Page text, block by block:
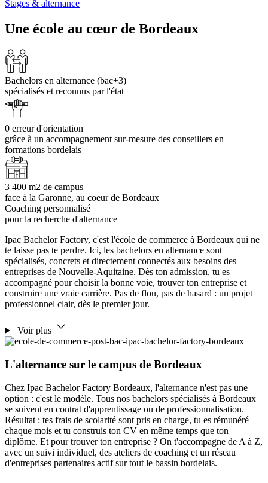
Stages & alternance
Une école au cœur de Bordeaux
Bachelors en alternance (bac+3)
spécialisés et reconnus par l'état
0 erreur d'orientation
grâce à un accompagnement sur-mesure des conseillers en
formations bordelais
3 400 m2 de campus
face à la Garonne, au coeur de Bordeaux
Coaching personnalisé
pour la recherche d'alternance
Ipac Bachelor Factory, c'est l'école de commerce à Bordeaux qui ne
te laisse pas te perdre. Ici, les bachelors en alternance sont
spécialisés, concrets et directement connectés aux besoins des
entreprises de Nouvelle-Aquitaine. Dès ton admission, tu es
accompagné pour choisir la bonne voie, trouver ton entreprise et
construire une vraie carrière. Pas de flou, pas de hasard : un projet
professionnel clair, dès le premier jour.
Voir plus
L'alternance sur le campus de Bordeaux
Chez Ipac Bachelor Factory Bordeaux, l'alternance n'est pas une
option : c'est le modèle. Tous nos bachelors spécialisés à Bordeaux
se suivent en contrat d'apprentissage ou de professionnalisation.
Résultat : tes frais de scolarité sont pris en charge, tu es rémunéré
chaque mois et tu construis ton CV en même temps que ton
diplôme. Et pour trouver ton entreprise ? On t'accompagne de A à Z,
avec un suivi individuel, des ateliers de coaching et un réseau
d'entreprises partenaires actif sur tout le bassin bordelais.